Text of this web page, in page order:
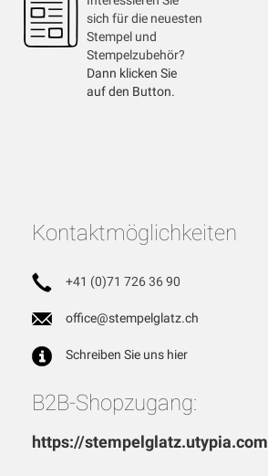
sich für die neuesten
Stempel und
Stempelzubehör?
Dann klicken Sie
auf den Button.
Kontaktmöglichkeiten
+41 (0)71 726 36 90
office@stempelglatz.ch
Schreiben Sie uns hier
B2B-Shopzugang:
https://stempelglatz.utypia.com